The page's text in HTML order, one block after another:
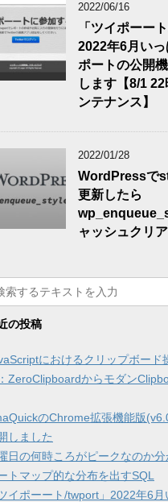
2022/06/16
「ツイポーー
2022年6月い
ポートの公開
します【8/1 22
ンテナンス】
2022/01/28
WordPressで
更新したら
ャッシュクリ
の投稿
におけるクリップボード
ZeroClipboardからモダン
のChrome拡張機能版
しました
日の何時ころがピークなのか
トマップ的な分布を出すSQL
ツイポーート/twport」2022年6